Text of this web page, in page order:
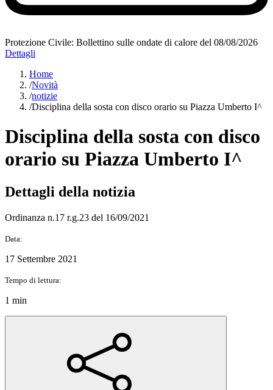
Protezione Civile: Bollettino sulle ondate di calore del 08/08/2026
Dettagli
Home
/Novità
/notizie
/Disciplina della sosta con disco orario su Piazza Umberto I^
Disciplina della sosta con disco
orario su Piazza Umberto I^
Dettagli della notizia
Ordinanza n.17 r.g.23 del 16/09/2021
Data:
17 Settembre 2021
Tempo di lettura:
1 min